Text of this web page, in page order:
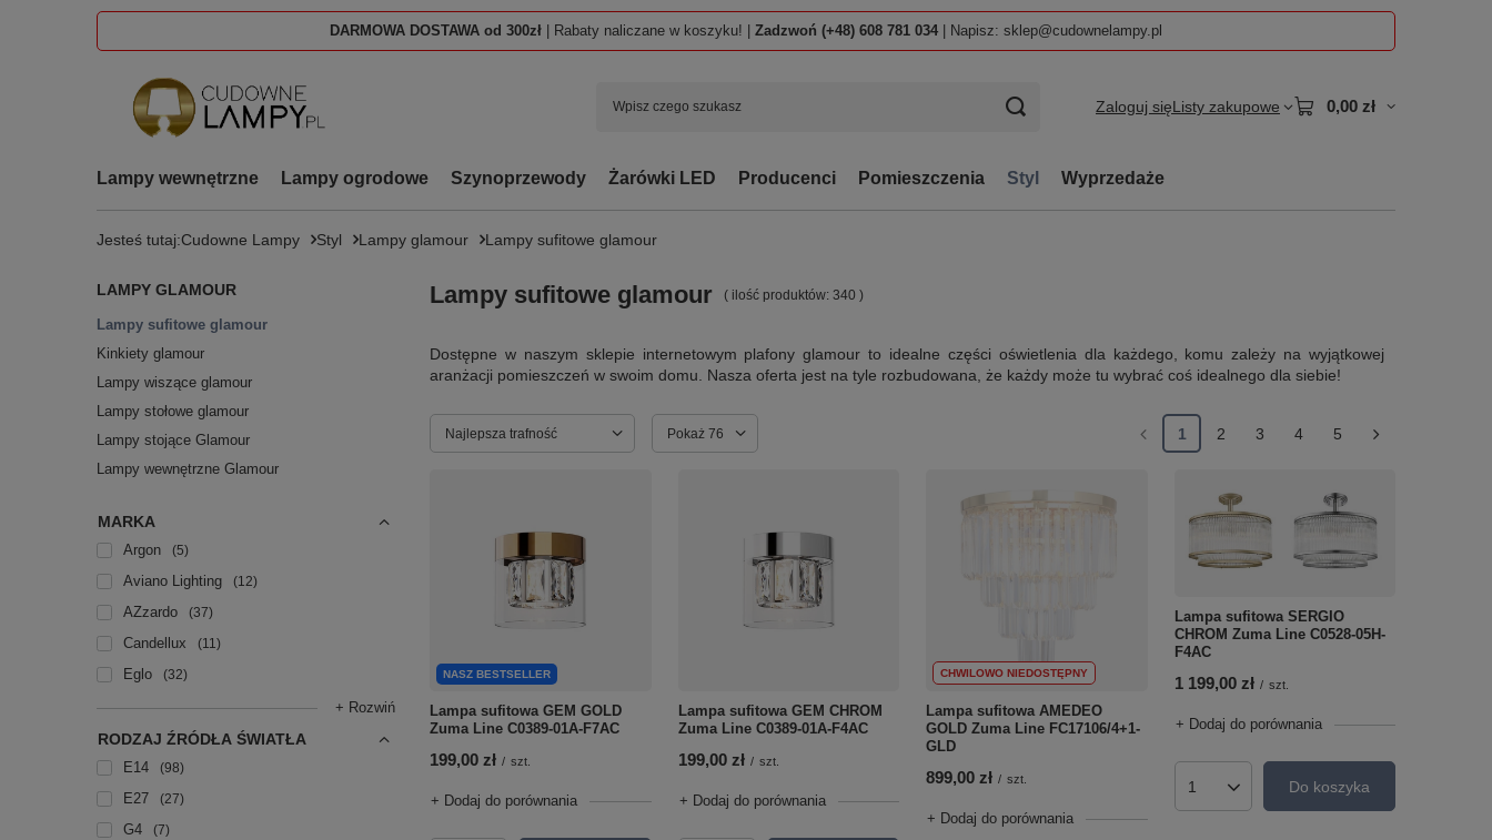
DARMOWA DOSTAWA od 300zł | Rabaty naliczane w koszyku! | Zadzwoń (+48) 608 781 034 | Napisz: sklep@cudownelampy.pl
Zaloguj sięListy zakupowe 0,00 zł
Lampy wewnętrzne Lampy ogrodowe Szynoprzewody Żarówki LED Producenci Pomieszczenia Styl Wyprzedaże
Jesteś tutaj:Cudowne Lampy Styl Lampy glamour Lampy sufitowe glamour
LAMPY GLAMOUR
Lampy sufitowe glamour
Kinkiety glamour
Lampy wiszące glamour
Lampy stołowe glamour
Lampy stojące Glamour
Lampy wewnętrzne Glamour
MARKA
Argon 5
Aviano Lighting 12
AZzardo 37
Candellux 11
Eglo 32
+ Rozwiń
RODZAJ ŹRÓDŁA ŚWIATŁA
E14 98
E27 27
G4 7
Lampy sufitowe glamour ( ilość produktów: 340 )
Dostępne w naszym sklepie internetowym plafony glamour to idealne części oświetlenia dla każdego, komu zależy na wyjątkowej
aranżacji pomieszczeń w swoim domu. Nasza oferta jest na tyle rozbudowana, że każdy może tu wybrać coś idealnego dla siebie!
Zmień sortowanie
Najlepsza trafność Zmień ilość wyświetlanych produktów
Pokaż 76 1 2 3 4 5
NASZ BESTSELLER
Lampa sufitowa GEM GOLD
Zuma Line C0389-01A-F7AC
199,00 zł / szt.
+ Dodaj do porównania
Lampa sufitowa GEM CHROM
Zuma Line C0389-01A-F4AC
199,00 zł / szt.
+ Dodaj do porównania
CHWILOWO NIEDOSTĘPNY
Lampa sufitowa AMEDEO
GOLD Zuma Line FC17106/4+1-
GLD
899,00 zł / szt.
+ Dodaj do porównania
Lampa sufitowa SERGIO
CHROM Zuma Line C0528-05H-
F4AC
1 199,00 zł / szt.
+ Dodaj do porównania
Ilość produktówDo koszyka